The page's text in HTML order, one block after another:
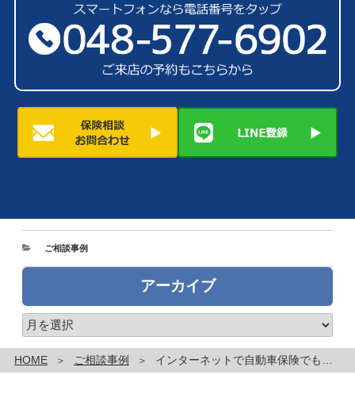
カ
ご相談事例
アーカイブ
ア
ー
カ
イ
HOME ご相談事例 インターネットで自動車保険でも、代理店が見積もりで安心・簡単に加入でき、満足。